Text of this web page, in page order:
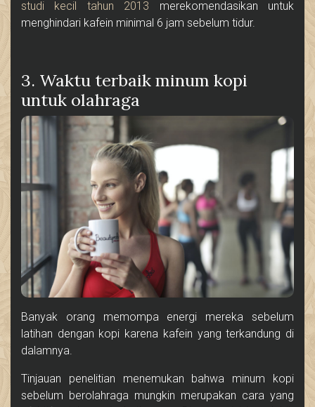
studi kecil tahun 2013 merekomendasikan untuk
menghindari kafein minimal 6 jam sebelum tidur.
3. Waktu terbaik minum kopi
untuk olahraga
Banyak orang memompa energi mereka sebelum
latihan dengan kopi karena kafein yang terkandung di
dalamnya.
Tinjauan penelitian menemukan bahwa minum kopi
sebelum berolahraga mungkin merupakan cara yang